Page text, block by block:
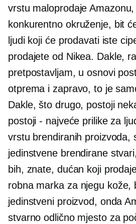
vrstu maloprodaje
konkurentno okruženje, bit
ljudi koji će prodavati iste
prodajete od Nikea. Dakle,
pretpostavljam, u osnovi
otprema i zapravo, to je
Dakle, što drugo, postoji
postoji - najveće prilike za
vrstu brendiranih proizvoda,
jedinstvene brendirane
bih, znate, dućan koji
robna marka za njegu kože,
jedinstveni proizvod, onda
stvarno odlično mjesto za